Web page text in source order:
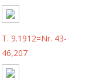
T. 9.1912=Nr. 43-
46,207